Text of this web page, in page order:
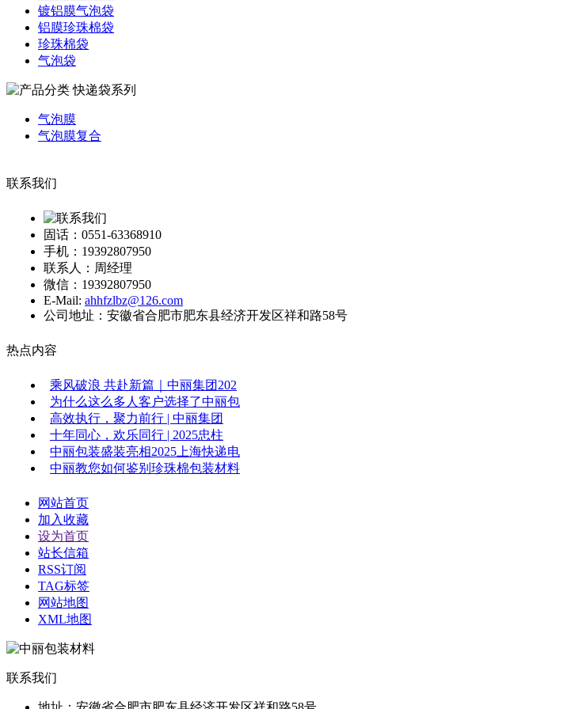
镀铝膜气泡袋
铝膜珍珠棉袋
珍珠棉袋
气泡袋
快递袋系列
气泡膜
气泡膜复合
联系我们
固话：0551-63368910
手机：19392807950
联系人：周经理
微信：19392807950
E-Mail: ahhfzlbz@126.com
公司地址：安徽省合肥市肥东县经济开发区祥和路58号
热点内容
乘风破浪 共赴新篇｜中丽集团202
为什么这么多人客户选择了中丽包
高效执行，聚力前行 | 中丽集团
十年同心，欢乐同行 | 2025忠柱
中丽包装盛装亮相2025上海快递电
中丽教您如何鉴别珍珠棉包装材料
网站首页
加入收藏
设为首页
站长信箱
RSS订阅
TAG标签
网站地图
XML地图
联系我们